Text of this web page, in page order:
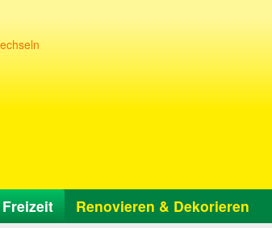
Renovieren & Dekorieren